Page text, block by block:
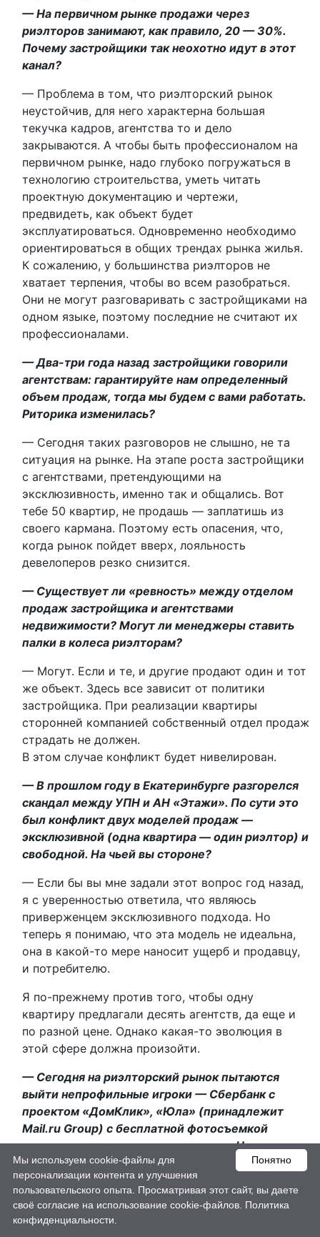
— На первичном рынке продажи через
риэлторов занимают, как правило, 20 — 30%.
Почему застройщики так неохотно идут в этот
канал?
— Проблема в том, что риэлторский рынок
неустойчив, для него характерна большая
текучка кадров, агентства то и дело
закрываются. А чтобы быть профессионалом на
первичном рынке, надо глубоко погружаться в
технологию строительства, уметь читать
проектную документацию и чертежи,
предвидеть, как объект будет
эксплуатироваться. Одновременно необходимо
ориентироваться в общих трендах рынка жилья.
К сожалению, у большинства риэлторов не
хватает терпения, чтобы во всем разобраться.
Они не могут разговаривать с застройщиками на
одном языке, поэтому последние не считают их
профессионалами.
— Два-три года назад застройщики говорили
агентствам: гарантируйте нам определенный
объем продаж, тогда мы будем с вами работать.
Риторика изменилась?
— Сегодня таких разговоров не слышно, не та
ситуация на рынке. На этапе роста застройщики
с агентствами, претендующими на
эксклюзивность, именно так и общались. Вот
тебе 50 квартир, не продашь — заплатишь из
своего кармана. Поэтому есть опасения, что,
когда рынок пойдет вверх, лояльность
девелоперов резко снизится.
— Существует ли «ревность» между отделом
продаж застройщика и агентствами
недвижимости? Могут ли менеджеры ставить
палки в колеса риэлторам?
— Могут. Если и те, и другие продают один и тот
же объект. Здесь все зависит от политики
застройщика. При реализации квартиры
сторонней компанией собственный отдел продаж
страдать не должен.
В этом случае конфликт будет нивелирован.
— В прошлом году в Екатеринбурге разгорелся
скандал между УПН и АН «Этажи». По сути это
был конфликт двух моделей продаж —
эксклюзивной (одна квартира — один риэлтор) и
свободной. На чьей вы стороне?
— Если бы вы мне задали этот вопрос год назад,
я с уверенностью ответила, что являюсь
приверженцем эксклюзивного подхода. Но
теперь я понимаю, что эта модель не идеальна,
она в какой-то мере наносит ущерб и продавцу,
и потребителю.
Я по-прежнему против того, чтобы одну
квартиру предлагали десять агентств, да еще и
по разной цене. Однако какая-то эволюция в
этой сфере должна произойти.
— Сегодня на риэлторский рынок пытаются
выйти непрофильные игроки — Сбербанк с
проектом «ДомКлик», «Юла» (принадлежит
Mail.ru Group) с бесплатной фотосъемкой
квартир и сопровождением сделок. Насколько
это вторжение опасно для традиционных
игроков?
— Усиление конкуренции — явление
исключительно позитивное. Оно не дает
Понятно
Мы используем cookie-файлы для
персонализации контента и улучшения
пользовательского опыта. Просматривая этот сайт, вы даете
своё согласие на использование cookie-файлов. Политика
конфиденциальности.